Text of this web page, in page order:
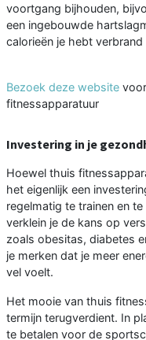
voortgang bijhouden,
een ingebouwde
calorieën je hebt
Bezoek deze website
fitnessapparatuur
Investering in je
Hoewel thuis
het eigenlijk een
regelmatig te trainen en
verklein je de kans op
zoals obesitas, diabetes
je merken dat je meer
vel voelt.
Het mooie van thuis
termijn terugverdient. In
te betalen voor de